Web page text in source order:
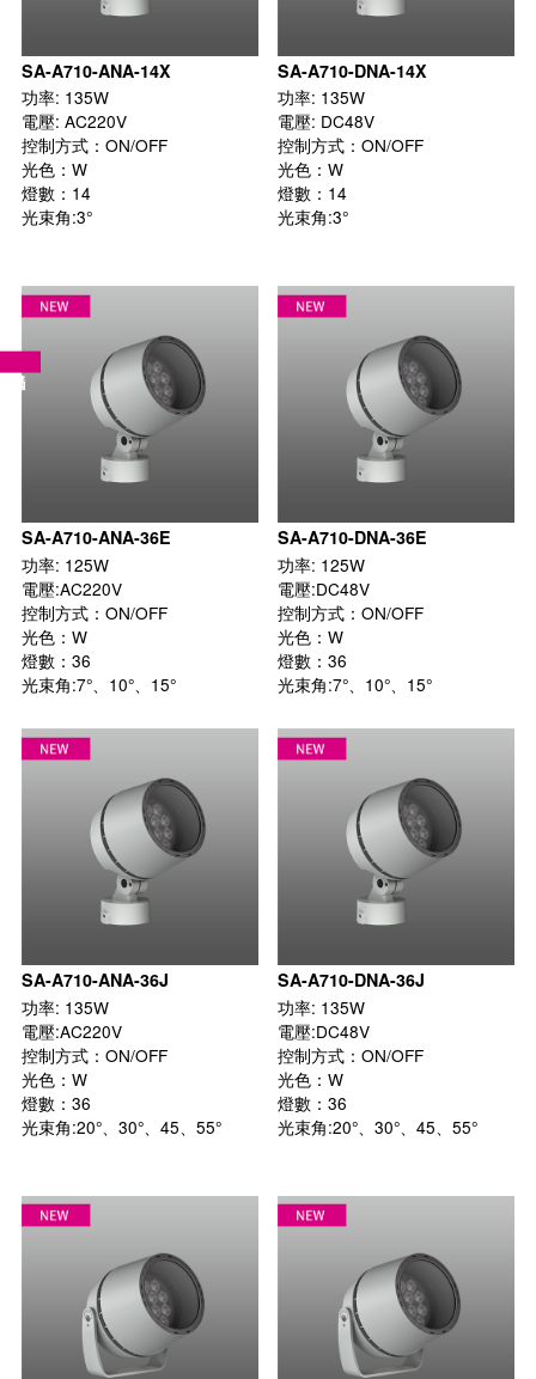
SA-A710-ANA-14X
功率: 135W
電壓: AC220V
控制方式：ON/OFF
光色：W
燈數：14
光束角:3°
SA-A710-DNA-14X
功率: 135W
電壓: DC48V
控制方式：ON/OFF
光色：W
燈數：14
光束角:3°
SA-A710-ANA-36E
功率: 125W
電壓:AC220V
控制方式：ON/OFF
光色：W
燈數：36
光束角:7°、10°、15°
SA-A710-DNA-36E
功率: 125W
電壓:DC48V
控制方式：ON/OFF
光色：W
燈數：36
光束角:7°、10°、15°
SA-A710-ANA-36J
功率: 135W
電壓:AC220V
控制方式：ON/OFF
光色：W
燈數：36
光束角:20°、30°、45、55°
SA-A710-DNA-36J
功率: 135W
電壓:DC48V
控制方式：ON/OFF
光色：W
燈數：36
光束角:20°、30°、45、55°